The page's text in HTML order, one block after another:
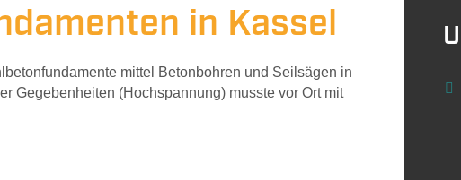
in Kassel
mittel Betonbohren und Seilsägen in
Gegebenheiten (Hochspannung) musste vor Ort mit